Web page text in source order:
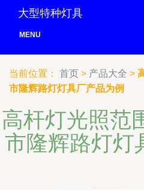
大型特种灯具
MENU
当前位置： 首页 > 产品大全 >
市隆辉路灯灯具厂产品为例
高杆灯光照范
市隆辉路灯灯